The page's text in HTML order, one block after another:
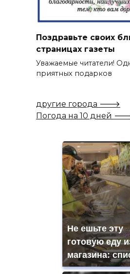
Поздравьте своих
страницах газеты
Уважаемые читатели!
приятных подарков
другие города 🡒
Погода на 10 дней
Не ешьте эту
готовую еду
магазина: